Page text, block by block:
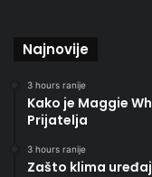
Najnovije
3 hours ranije
Kako je Maggie
Prijatelja
3 hours ranije
Zašto klima